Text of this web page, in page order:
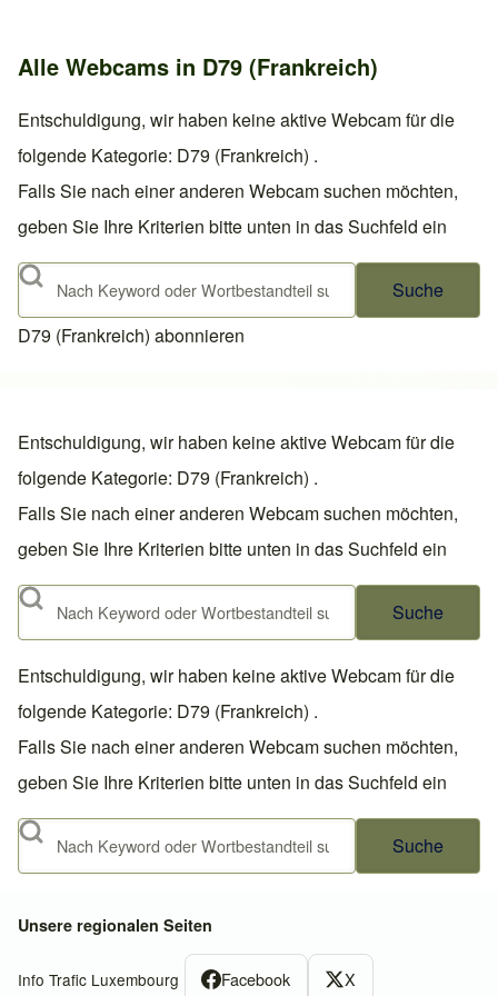
Alle Webcams in D79 (Frankreich)
Entschuldigung, wir haben keine aktive Webcam für die
folgende Kategorie: D79 (Frankreich) .
Falls Sie nach einer anderen Webcam suchen möchten,
geben Sie Ihre Kriterien bitte unten in das Suchfeld ein
Suche
D79 (Frankreich) abonnieren
Entschuldigung, wir haben keine aktive Webcam für die
folgende Kategorie: D79 (Frankreich) .
Falls Sie nach einer anderen Webcam suchen möchten,
geben Sie Ihre Kriterien bitte unten in das Suchfeld ein
Suche
Entschuldigung, wir haben keine aktive Webcam für die
folgende Kategorie: D79 (Frankreich) .
Falls Sie nach einer anderen Webcam suchen möchten,
geben Sie Ihre Kriterien bitte unten in das Suchfeld ein
Suche
Unsere regionalen Seiten
Info Trafic Luxembourg Facebook X